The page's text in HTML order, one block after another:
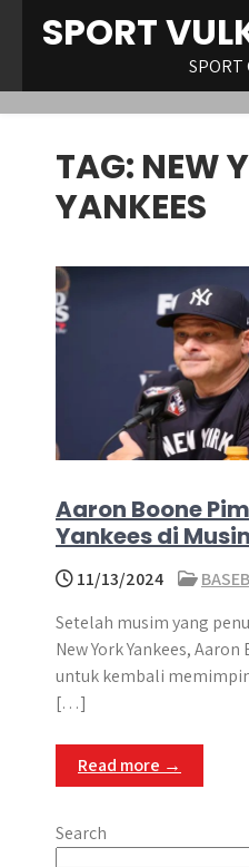
SPORT
SPORT
TAG: NEW
YANKEES
Aaron Boone
Yankees di
11/13/2024
Setelah musim yang
New York Yankees,
untuk kembali
[…]
Read more →
Search